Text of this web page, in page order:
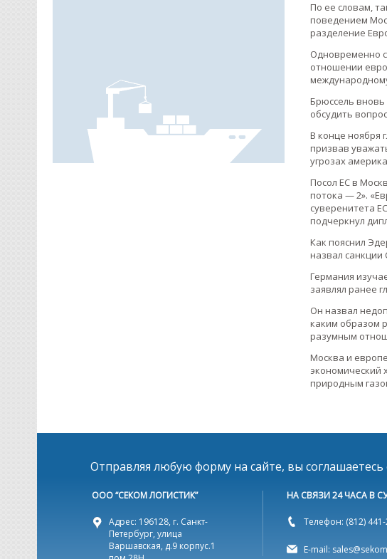
По ее словам,
поведением
разделение
Одновременно
отношении
Брюссель
обсудить
В конце ноября
призвав
угрозах
Посол ЕС в
потока — 2».
суверенитета
подчеркнул
Как пояснил
назвал
Германия
заявлял ранее
Он назвал
каким образом
разумным
Москва и
экономический
природным
Отправляя любую форму на сайте, вы соглашаетесь
ООО “СЕКОМ ЛОГИСТИК”
Адрес: 196128, г. Санкт-
Петербург, улица
Варшавская, д.9 корпус.1
НА СВЯЗИ 24 ЧАСА В
Телефон: (812)
E-mail: